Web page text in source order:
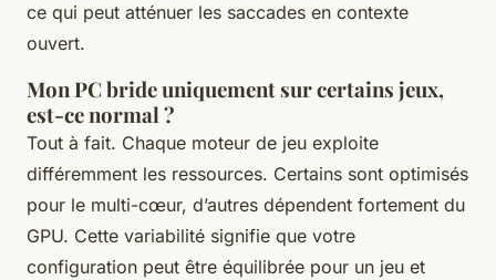
ce qui peut atténuer les saccades en contexte
ouvert.
Mon PC bride uniquement sur certains jeux,
est-ce normal ?
Tout à fait. Chaque moteur de jeu exploite
différemment les ressources. Certains sont optimisés
pour le multi-cœur, d’autres dépendent fortement du
GPU. Cette variabilité signifie que votre
configuration peut être équilibrée pour un jeu et